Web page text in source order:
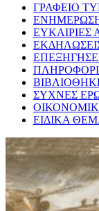
ΓΡΑΦΕΙΟ
ΣΥΧΝΕΣ
ΕΙΔΙΚΑ